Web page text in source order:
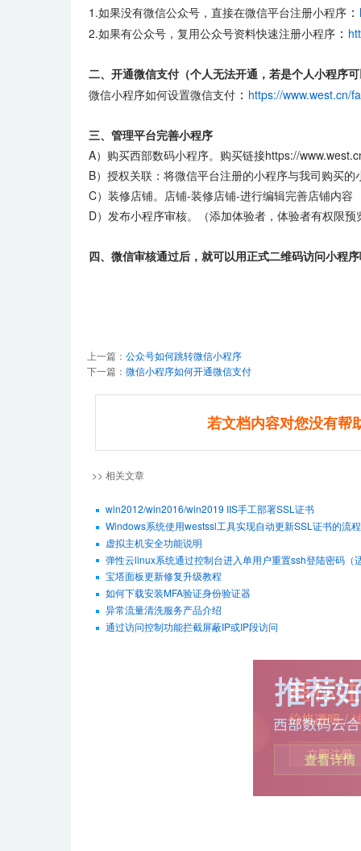
1.如果没有微信公众号，直接在微信平台注册小程序 ：
2.如果有公众号，复用公众号资料快速注册小程序 ：
二、开通微信支付（个人无法开通，若是个人小程序
微信小程序如何设置微信支付 ： https://www.west.cn/
三、管理平台完善小程序
A）购买西部数码小程序。购买链接https://
B）授权关联：将微信平台注册的小程序与我司购买
C）装修店铺。店铺-装修店铺-进行编辑完善店铺内容
D）发布小程序审核。（添加体验者，体验者有权限预
四、微信审核通过后，就可以用正式二维码访问小程
上一篇： 公众号如何跳转微信小程序
下一篇： 微信小程序如何开通微信支付
若文档内容对您没有帮
>> 相关文章
win2012/win2016/win2019 IIS手工部署SSL证书
Windows系统使用westssl工具实现自动更新SSL证书的流程
虚拟主机安全功能说明
弹性云linux系统通过控制台进入单用户重置ssh登陆密码（
宝塔面板更新修复升级教程
如何下载安装MFA验证身份验证器
异常流量清洗服务产品介绍
通过访问控制功能拦截屏蔽IP或IP段访问